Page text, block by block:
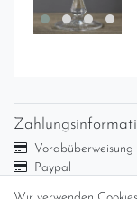
Vorabüberweisung
Paypal